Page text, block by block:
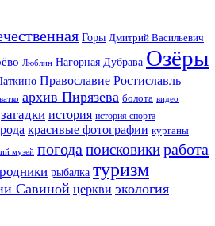
Горы Дмитрий Васильевич
Люблин Нагорная Дубрава Озёры
Православие Ростиславль
архив Пирязева болота видео
загадки история история спорта
красивые фотографии курганы
музей погода поисковикиработа
родники рыбалка туризм
Савиной церкви экология